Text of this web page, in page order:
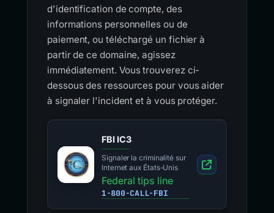
d'identification de compte, des
informations personnelles ou de
paiement, ou téléchargé un fichier à
partir de ce domaine, agissez
immédiatement. Vous trouverez ci-
dessous des ressources pour vous aider
à signaler l'incident et à vous protéger.
FBI IC3
Signaler la criminalité sur
Internet aux États-Unis
Federal tips line
1-800-CALL-FBI